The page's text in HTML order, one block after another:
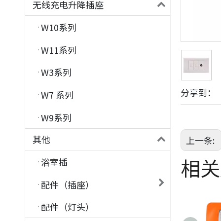
无线充电升降插座
W10系列
W11系列
W3系列
W7 系列
W9系列
其他
浴室插
配件（插座）
配件（灯头）
分享到：
上一条:
相